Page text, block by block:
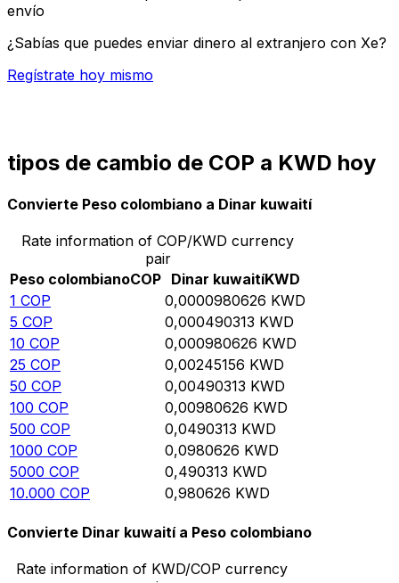
envío
¿Sabías que puedes enviar dinero al extranjero con Xe?
Regístrate hoy mismo
tipos de cambio de COP a KWD hoy
Convierte Peso colombiano a Dinar kuwaití
Rate information of COP/KWD currency
pair
Peso colombianoCOP Dinar kuwaitíKWD
1 COP 0,0000980626 KWD
5 COP 0,000490313 KWD
10 COP 0,000980626 KWD
25 COP 0,00245156 KWD
50 COP 0,00490313 KWD
100 COP 0,00980626 KWD
500 COP 0,0490313 KWD
1000 COP 0,0980626 KWD
5000 COP 0,490313 KWD
10.000 COP 0,980626 KWD
Convierte Dinar kuwaití a Peso colombiano
Rate information of KWD/COP currency